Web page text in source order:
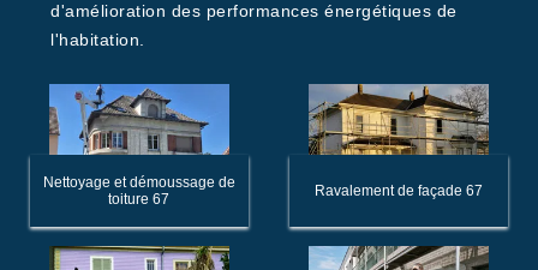
d'amélioration des performances énergétiques de
l'habitation.
Nettoyage et démoussage de
toiture 67
Ravalement de façade 67